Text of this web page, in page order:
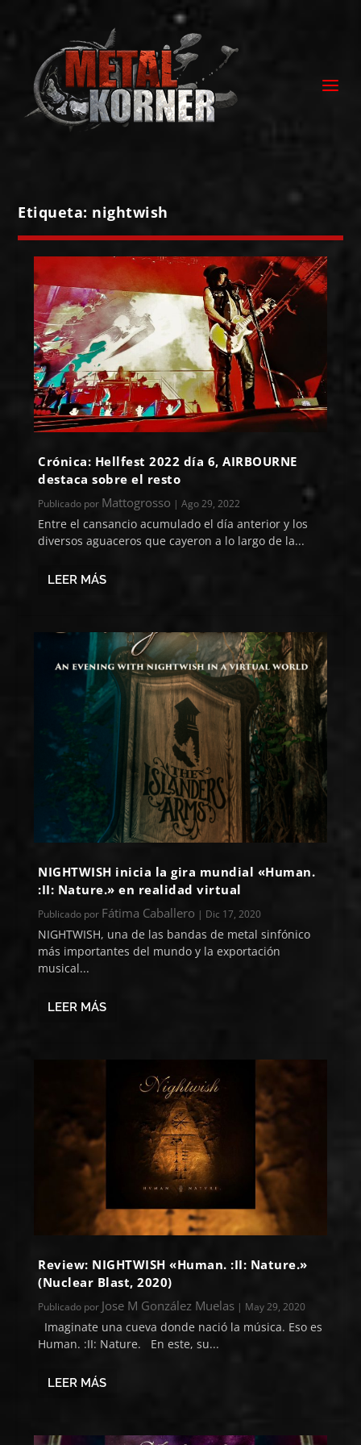
Etiqueta: nightwish
Crónica: Hellfest 2022 día 6, AIRBOURNE
destaca sobre el resto
Publicado por Mattogrosso |Ago 29, 2022
Entre el cansancio acumulado el día anterior y los
diversos aguaceros que cayeron a lo largo de la...
LEER MÁS
NIGHTWISH inicia la gira mundial «Human.
:II: Nature.» en realidad virtual
Publicado por Fátima Caballero | Dic 17, 2020
NIGHTWISH, una de las bandas de metal sinfónico
más importantes del mundo y la exportación
musical...
LEER MÁS
Review: NIGHTWISH «Human. :II: Nature.»
(Nuclear Blast, 2020)
Publicado por Jose M González Muelas | May 29, 2020
Imaginate una cueva donde nació la música. Eso es
Human. :II: Nature. En este, su...
LEER MÁS